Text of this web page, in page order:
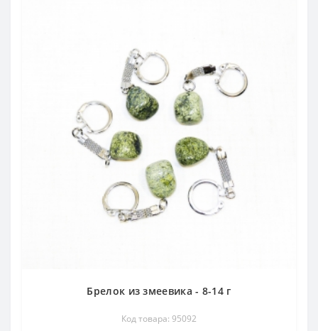
Брелок из змеевика - 8-14 г
Код товара: 95092